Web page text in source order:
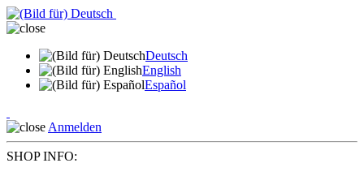
Deutsch
English
Español
Anmelden
SHOP INFO: